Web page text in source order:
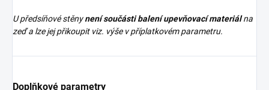
U předsíňové stěnynení součásti balení upevňovací materiálna
zeď a lze jej přikoupit viz. výše v příplatkovém parametru.
Doplňkové parametry